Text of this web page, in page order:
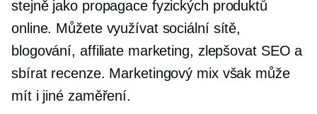
stejně jako propagace fyzických produktů
online. Můžete využívat sociální sítě,
blogování, affiliate marketing, zlepšovat SEO a
sbírat recenze. Marketingový mix však může
mít i jiné zaměření.